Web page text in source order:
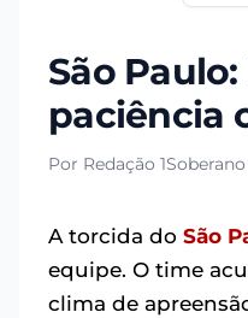
São
paciência
Por Redação
A torcida do São
equipe. O time
clima de